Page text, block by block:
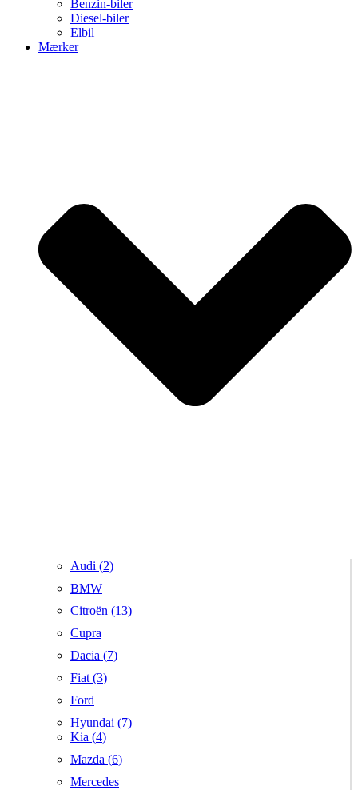
Benzin-biler
Diesel-biler
Elbil
Mærker
Audi (2)
BMW
Citroën (13)
Cupra
Dacia (7)
Fiat (3)
Ford
Hyundai (7)
Kia (4)
Mazda (6)
Mercedes